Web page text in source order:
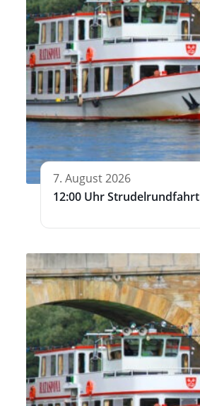
7. August 2026
12:00 Uhr Strudelrundfahrt